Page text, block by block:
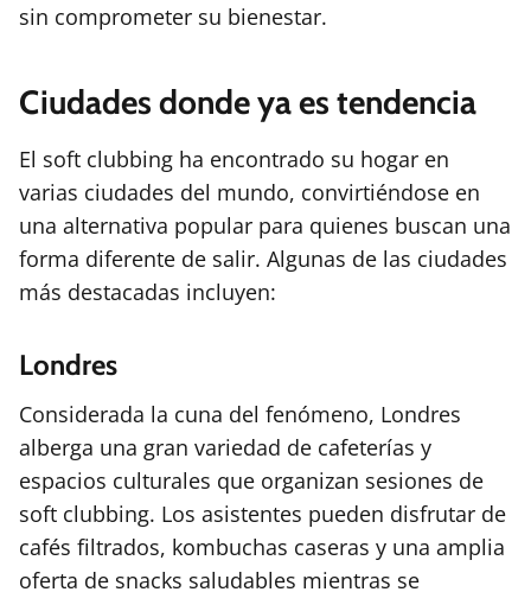
sin comprometer su bienestar.
Ciudades donde ya es tendencia
El soft clubbing ha encontrado su hogar en
varias ciudades del mundo, convirtiéndose en
una alternativa popular para quienes buscan una
forma diferente de salir. Algunas de las ciudades
más destacadas incluyen:
Londres
Considerada la cuna del fenómeno, Londres
alberga una gran variedad de cafeterías y
espacios culturales que organizan sesiones de
soft clubbing. Los asistentes pueden disfrutar de
cafés filtrados, kombuchas caseras y una amplia
oferta de snacks saludables mientras se